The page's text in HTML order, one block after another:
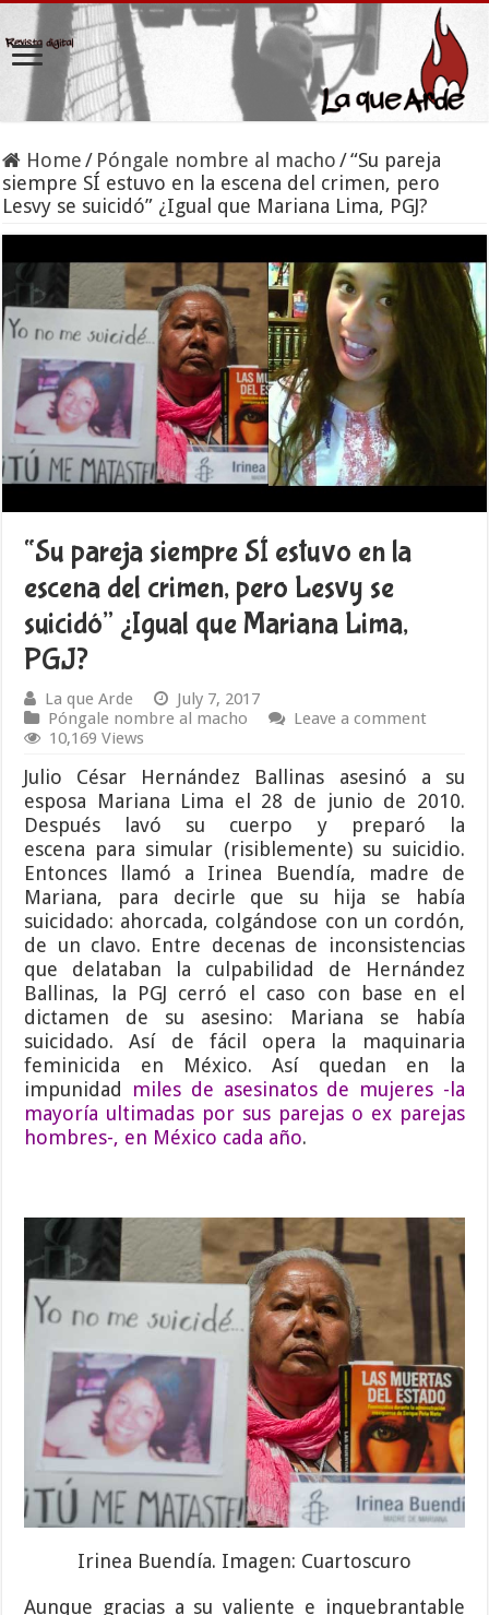
Home / Póngale nombre al macho /“Su pareja
siempre SÍ estuvo en la escena del crimen, pero
Lesvy se suicidó” ¿Igual que Mariana Lima, PGJ?
“Su pareja siempre SÍ estuvo en la
escena del crimen, pero Lesvy se
suicidó” ¿Igual que Mariana Lima,
PGJ?
La que Arde
July 7, 2017
Póngale nombre al macho
Leave a comment
10,169 Views
Julio César Hernández Ballinas asesinó a su
esposa Mariana Lima el 28 de junio de 2010.
Después lavó su cuerpo y preparó la
escena para simular (risiblemente) su suicidio.
Entonces llamó a Irinea Buendía, madre de
Mariana, para decirle que su hija se había
suicidado: ahorcada, colgándose con un cordón,
de un clavo. Entre decenas de inconsistencias
que delataban la culpabilidad de Hernández
Ballinas, la PGJ cerró el caso con base en el
dictamen de su asesino: Mariana se había
suicidado. Así de fácil opera la maquinaria
feminicida en México. Así quedan en la
impunidad miles de asesinatos de mujeres -la
mayoría ultimadas por sus parejas o ex parejas
hombres-, en México cada año.
Irinea Buendía. Imagen: Cuartoscuro
Aunque gracias a su valiente e inquebrantable